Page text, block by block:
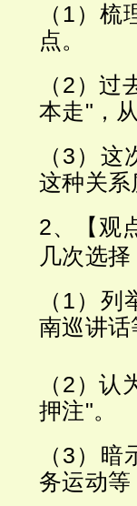
（1）
点。
（2）
本走"，
（3）
这种关系
2、【观
几次选
（1）
南巡讲话
（2）
押注"。
（3）
务运动等